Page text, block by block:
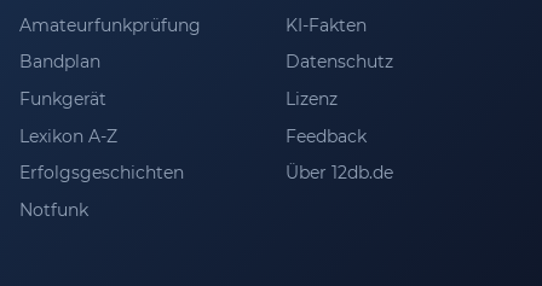
Amateurfunkprüfung
Bandplan
Funkgerät
Lexikon A-Z
Erfolgsgeschichten
Notfunk
KI-Fakten
Datenschutz
Lizenz
Feedback
Über 12db.de